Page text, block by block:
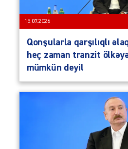
15.07.2026
Qonşularla qarşılıqlı
heç zaman tranzit
mümkün deyil